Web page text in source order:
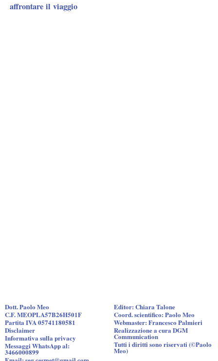
affrontare il viaggio
Dott. Paolo Meo
C.F. MEOPLA57B26H501F
Partita IVA 05741180581
Disclaimer
Informativa sulla privacy
Messaggi WhatsApp al:
3466000899
Editor: Chiara Talone
Coord. scientifico: Paolo Meo
Webmaster: Francesco Palmieri
Realizzazione a cura DGM
Communication
Tutti i diritti sono riservati (©Paolo
Meo)